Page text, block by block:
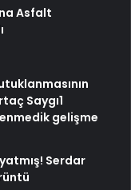
Asfalt
Saygı1
gelişme
Serdar